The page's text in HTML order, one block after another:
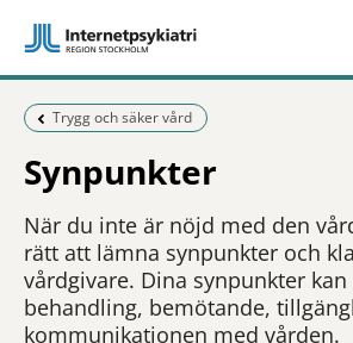
Föregående sida:
Trygg och säker vård
Synpunkter
När du inte är nöjd med den
rätt att lämna synpunkter och
vårdgivare. Dina synpunkter kan
behandling, bemötande,
kommunikationen med vården.